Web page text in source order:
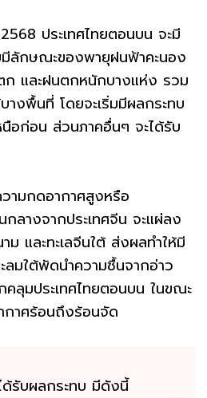
ประเทศไทยตอนบน จะมี
ลักษณะของพายุฝนฟ้าคะนอง
ก และฝนตกหนักบางแห่ง รวม
างพื้นที่ โดยจะเริ่มมีผลกระทบ
นือก่อน ส่วนภาคอื่นๆ จะได้รับ
ามกดอากาศสูงหรือ
ลางจากประเทศจีน จะแผ่ลง
ม และทะเลจีนใต้ ส่งผลทำให้มี
ลมใต้พัดนำความชื้นจากอ่าว
คลุมประเทศไทยตอนบน ในขณะ
กาศร้อนถึงร้อนจัด
ด้รับผลกระทบ มีดังนี้